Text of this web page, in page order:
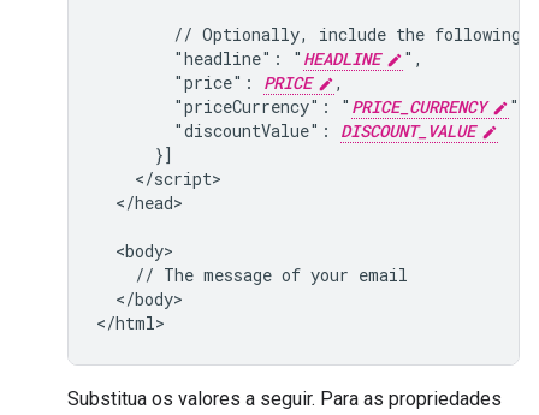
// Optionally, include the following
        "headline": "
HEADLINE
",
        "price":
PRICE
,
        "priceCurrency": "
PRICE_CURRENCY
",
        "discountValue":
DISCOUNT_VALUE
      }]
    </script>
  </head>
  <body>
    // The message of your email
  </body>
Substitua os valores a seguir. Para as propriedades